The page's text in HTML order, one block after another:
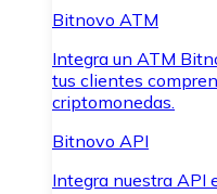
Bitnovo ATM
Integra un ATM
tus clientes
criptomonedas.
Bitnovo API
Integra nuestra API